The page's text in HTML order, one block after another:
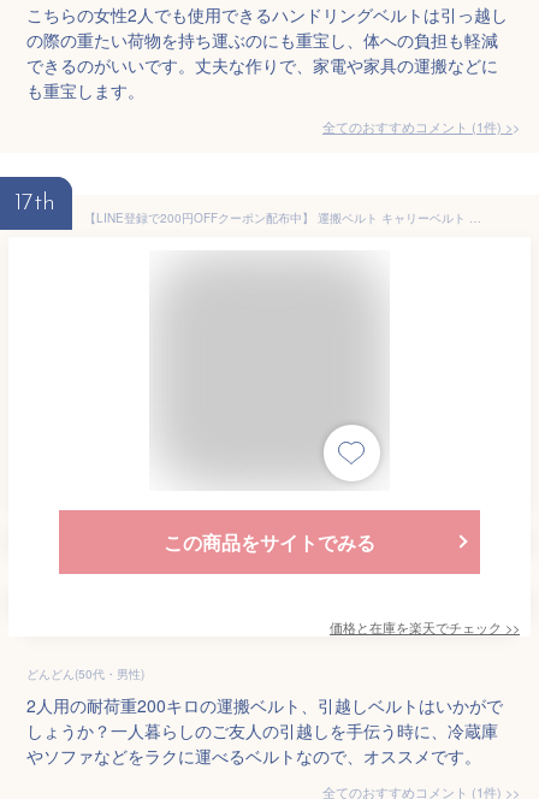
こちらの女性2人でも使用できるハンドリングベルトは引っ越し
の際の重たい荷物を持ち運ぶのにも重宝し、体への負担も軽減
できるのがいいです。丈夫な作りで、家電や家具の運搬などに
も重宝します。
全てのおすすめコメント (1件) >
17th
【LINE登録で200円OFFクーポン配布中】 運搬ベルト キャリーベルト 引越しベルト 2本セット 耐荷重200kg 家具移動 スリングベルト 肩掛け 運搬用ベルト 移動 運搬 家具 荷物運び 荷物 引っ越し 引越し 二人用 2人用 ラッシングベルト 送料無料
この商品をサイトでみる
価格と在庫を楽天でチェック >>
どんどん(50代・男性)
2人用の耐荷重200キロの運搬ベルト、引越しベルトはいかがで
しょうか？一人暮らしのご友人の引越しを手伝う時に、冷蔵庫
やソファなどをラクに運べるベルトなので、オススメです。
全てのおすすめコメント (1件) >